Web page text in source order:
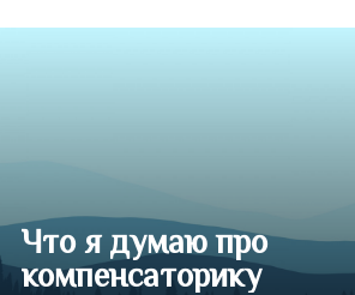
Что я думаю про
компенсаторику